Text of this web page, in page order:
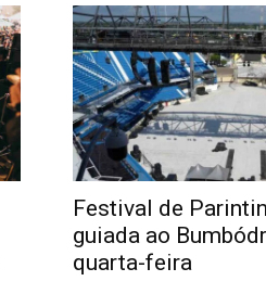
Festival de
guiada ao
quarta-feira